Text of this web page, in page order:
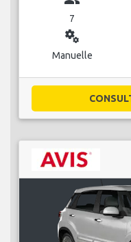
7
miscellaneous_services
Manuelle